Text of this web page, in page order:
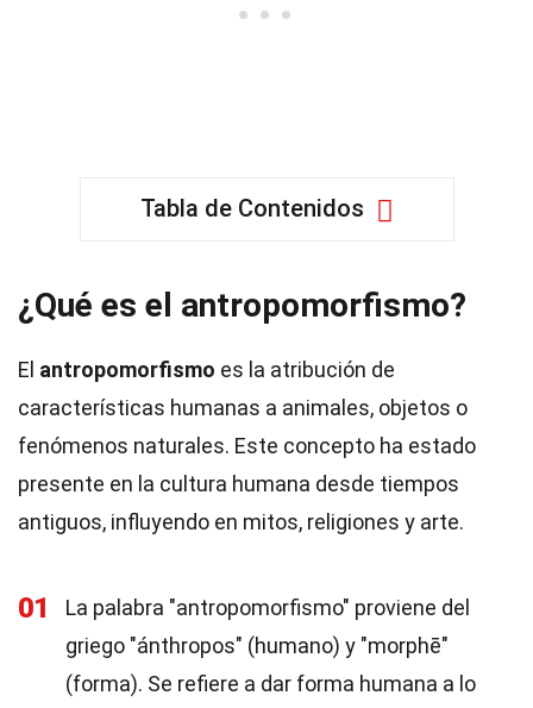
Tabla de Contenidos
¿Qué es el antropomorfismo?
El antropomorfismo es la atribución de
características humanas a animales, objetos o
fenómenos naturales. Este concepto ha estado
presente en la cultura humana desde tiempos
antiguos, influyendo en mitos, religiones y arte.
01
La palabra "antropomorfismo" proviene del
griego "ánthropos" (humano) y "morphē"
(forma). Se refiere a dar forma humana a lo